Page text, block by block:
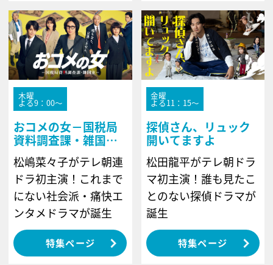
木曜
よる9：00～
おコメの女－国税局
資料調査課・雑国室
－
松嶋菜々子がテレ朝連
ドラ初主演！これまで
にない社会派・痛快エ
ンタメドラマが誕生
特集ページ
金曜
よる11：15～
探偵さん、リュック
開いてますよ
松田龍平がテレ朝ドラ
マ初主演！誰も見たこ
とのない探偵ドラマが
誕生
特集ページ